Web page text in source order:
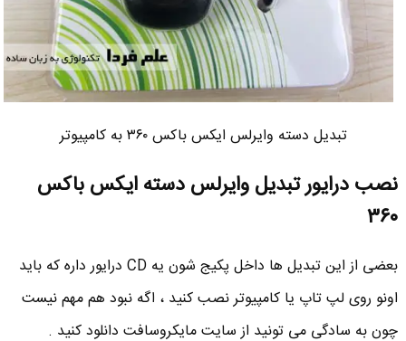
تبدیل دسته وایرلس ایکس باکس ۳۶۰ به کامپیوتر
نصب درایور تبدیل وایرلس دسته ایکس باکس
۳۶۰
بعضی از این تبدیل ها داخل پکیج شون یه CD درایور داره که باید
اونو روی لپ تاپ یا کامپیوتر نصب کنید ، اگه نبود هم مهم نیست
چون به سادگی می تونید از سایت مایکروسافت دانلود کنید .